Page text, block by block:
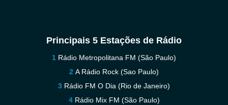
Principais 5 Estações de Rádio
Rádio Metropolitana FM (São Paulo)
A Rádio Rock (Sao Paulo)
Rádio FM O Dia (Rio de Janeiro)
Rádio Mix FM (São Paulo)